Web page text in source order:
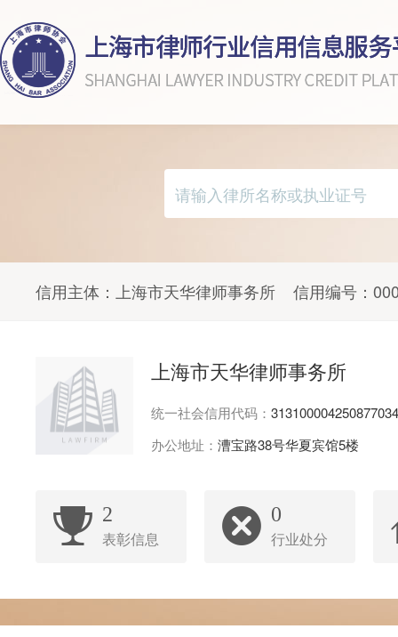
信用主体： 上海市天华律师事务所 信用编号：
上海市天华律师事务所
统一社会信用代码： 313100004250877034
办公地址： 漕宝路38号华夏宾馆5楼
2
表彰信息
0
行业处分